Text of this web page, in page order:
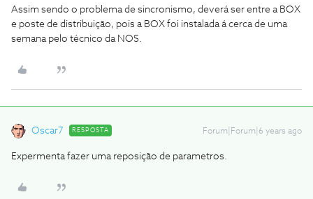
Assim sendo o problema de sincronismo, deverá ser entre a BOX
e poste de distribuição, pois a BOX foi instalada á cerca de uma
semana pelo técnico da NOS.
Oscar7 RESPOSTA Forum|Forum|6 years ago
Expermenta fazer uma reposição de parametros.